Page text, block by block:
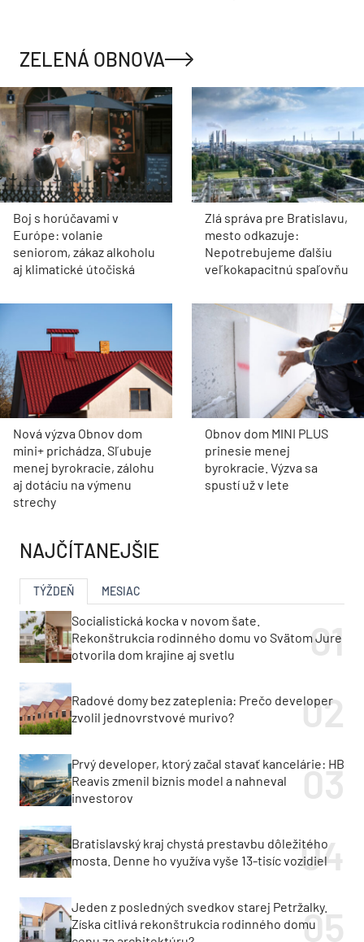
ZELENÁ OBNOVA
Boj s horúčavami v
Európe: volanie
seniorom, zákaz alkoholu
aj klimatické útočiská
Zlá správa pre Bratislavu,
mesto odkazuje:
Nepotrebujeme ďalšiu
veľkokapacitnú spaľovňu
Nová výzva Obnov dom
mini+ prichádza. Sľubuje
menej byrokracie, zálohu
aj dotáciu na výmenu
strechy
Obnov dom MINI PLUS
prinesie menej
byrokracie. Výzva sa
spustí už v lete
NAJČÍTANEJŠIE
TÝŽDEŇ MESIAC
Socialistická kocka v novom šate.
Rekonštrukcia rodinného domu vo Svätom Jure
otvorila dom krajine aj svetlu
Radové domy bez zateplenia: Prečo developer
zvolil jednovrstvové murivo?
Prvý developer, ktorý začal stavať kancelárie: HB
Reavis zmenil biznis model a nahneval
investorov
Bratislavský kraj chystá prestavbu dôležitého
mosta. Denne ho využíva vyše 13-tisíc vozidiel
Jeden z posledných svedkov starej Petržalky.
Získa citlivá rekonštrukcia rodinného domu